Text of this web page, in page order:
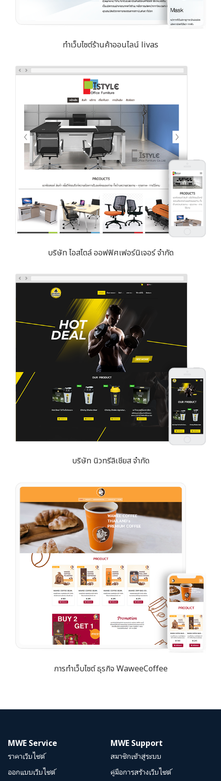
ทำเว็บไซต์ร้านค้าออนไลน์ livas
บริษัท ไอสไตล์ ออฟฟิศเฟอร์นิเจอร์ จำกัด
บริษัท นิวทรีลิเชียส จำกัด
การทำเว็บไซต์ ธุรกิจ WaweeCoffee
MWE Service
ราคาเว็บไซต์
ออกแบบเว็บไซต์
MWE Support
สมาชิกเข้าสู่ระบบ
คู่มือการสร้างเว็บไซต์